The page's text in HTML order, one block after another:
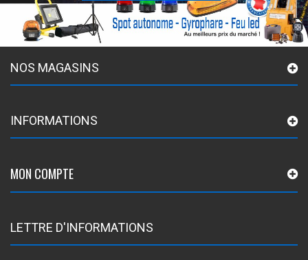
NOS MAGASINS
INFORMATIONS
MON COMPTE
LETTRE D'INFORMATIONS